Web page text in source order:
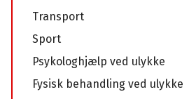
Transport
Sport
Psykologhjælp ved ulykke
Fysisk behandling ved ulykke